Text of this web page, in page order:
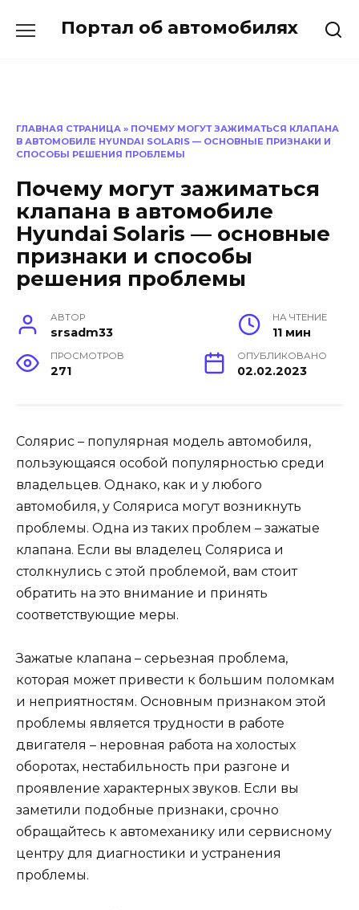
Портал об автомобилях
ГЛАВНАЯ СТРАНИЦА » ПОЧЕМУ МОГУТ ЗАЖИМАТЬСЯ КЛАПАНА
В АВТОМОБИЛЕ HYUNDAI SOLARIS — ОСНОВНЫЕ ПРИЗНАКИ И
СПОСОБЫ РЕШЕНИЯ ПРОБЛЕМЫ
Почему могут зажиматься
клапана в автомобиле
Hyundai Solaris — основные
признаки и способы
решения проблемы
АВТОР
srsadm33
НА ЧТЕНИЕ
11 мин
ПРОСМОТРОВ
271
ОПУБЛИКОВАНО
02.02.2023
Солярис – популярная модель автомобиля,
пользующаяся особой популярностью среди
владельцев. Однако, как и у любого
автомобиля, у Соляриса могут возникнуть
проблемы. Одна из таких проблем – зажатые
клапана. Если вы владелец Соляриса и
столкнулись с этой проблемой, вам стоит
обратить на это внимание и принять
соответствующие меры.
Зажатые клапана – серьезная проблема,
которая может привести к большим поломкам
и неприятностям. Основным признаком этой
проблемы является трудности в работе
двигателя – неровная работа на холостых
оборотах, нестабильность при разгоне и
проявление характерных звуков. Если вы
заметили подобные признаки, срочно
обращайтесь к автомеханику или сервисному
центру для диагностики и устранения
проблемы.